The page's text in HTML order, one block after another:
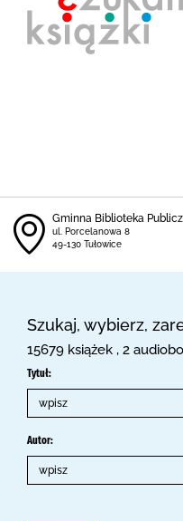
Gminna Biblioteka
ul. Porcelanowa 8
49-130 Tułowice
Szukaj, wybierz,
15679 książek , 2
Tytuł:
Autor: